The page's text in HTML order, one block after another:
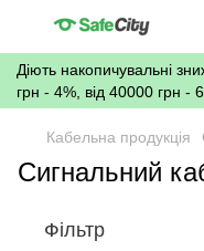
Діють накопичувальні
грн - 4%, від 40000 грн -
Кабельна продукція
Сигнальний
Фільтр